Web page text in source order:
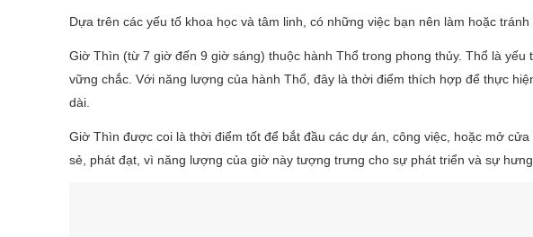
Dựa trên các yếu tố khoa học và tâm linh, có những việc bạn nên làm hoặc
Giờ Thìn (từ 7 giờ đến 9 giờ sáng) thuộc hành Thổ trong phong thủy. Thổ là
vững chắc. Với năng lượng của hành Thổ, đây là thời điểm thích hợp để thực
dài.
Giờ Thìn được coi là thời điểm tốt để bắt đầu các dự án, công việc, hoặc mở
sẻ, phát đạt, vì năng lượng của giờ này tượng trưng cho sự phát triển và sự hưng